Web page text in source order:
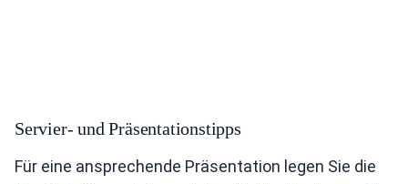
Servier- und Präsentationstipps
Für eine ansprechende Präsentation legen Sie die